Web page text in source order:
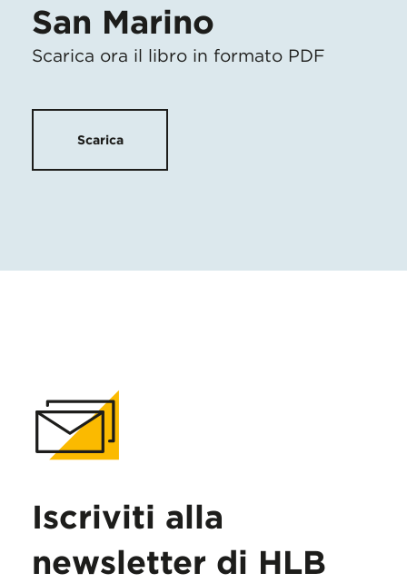
San Marino
Scarica ora il libro in formato PDF
Scarica
Iscriviti alla
newsletter di HLB